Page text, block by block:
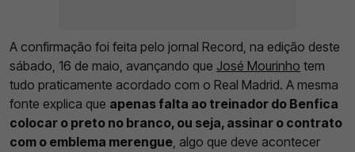
A confirmação foi feita pelo jornal Record, na edição deste
sábado, 16 de maio, avançando que José Mourinho tem
tudo praticamente acordado com o Real Madrid. A mesma
fonte explica que apenas falta ao treinador do Benfica
colocar o preto no branco, ou seja, assinar o contrato
com o emblema merengue, algo que deve acontecer